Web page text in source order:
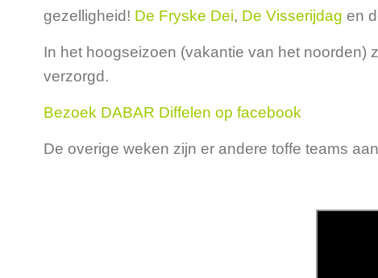
gezelligheid! De Fryske Dei, De Visserijdag en
In het hoogseizoen (vakantie van het noorden)
verzorgd.
Bezoek DABAR Diffelen op facebook
De overige weken zijn er andere toffe teams